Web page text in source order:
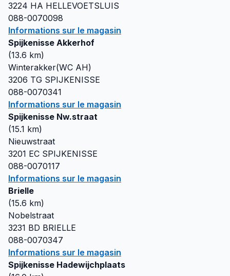
3224 HA HELLEVOETSLUIS
088-0070098
Informations sur le magasin
Spijkenisse Akkerhof
(13.6 km)
Winterakker(WC AH)
3206 TG SPIJKENISSE
088-0070341
Informations sur le magasin
Spijkenisse Nw.straat
(15.1 km)
Nieuwstraat
3201 EC SPIJKENISSE
088-0070117
Informations sur le magasin
Brielle
(15.6 km)
Nobelstraat
3231 BD BRIELLE
088-0070347
Informations sur le magasin
Spijkenisse Hadewijchplaats